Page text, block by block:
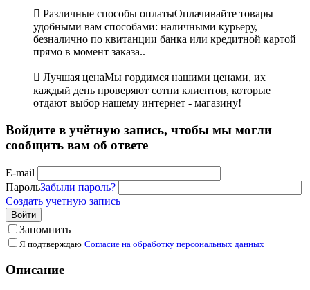
 Различные способы оплатыОплачивайте товары
удобными вам способами: наличными курьеру,
безналично по квитанции банка или кредитной картой
прямо в момент заказа..
 Лучшая ценаМы гордимся нашими ценами, их
каждый день проверяют сотни клиентов, которые
отдают выбор нашему интернет - магазину!
Войдите в учётную запись, чтобы мы могли
сообщить вам об ответе
E-mail
ПарольЗабыли пароль?
Создать учетную запись
Войти
Запомнить
Я подтверждаю Согласие на обработку персональных данных
Описание